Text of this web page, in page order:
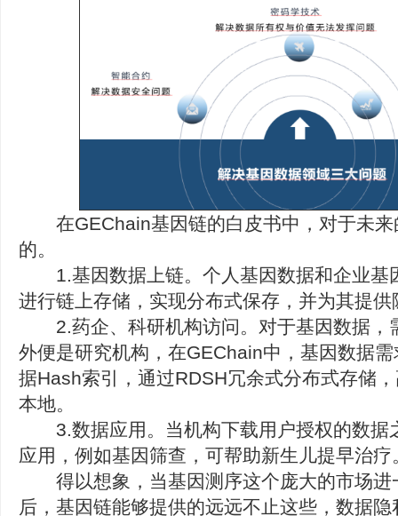
在GEChain基因链的白皮书中，对于未来
的。
1.基因数据上链。个人基因数据和企业基
进行链上存储，实现分布式保存，并为其提
2.药企、科研机构访问。对于基因数据，
外便是研究机构，在GEChain中，基因数据
据Hash索引，通过RDSH冗余式分布式存储
本地。
3.数据应用。当机构下载用户授权的数据
应用，例如基因筛查，可帮助新生儿提早治疗
得以想象，当基因测序这个庞大的市场进
后，基因链能够提供的远远不止这些，数据